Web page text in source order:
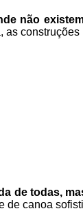
não
de todas,
de canoa